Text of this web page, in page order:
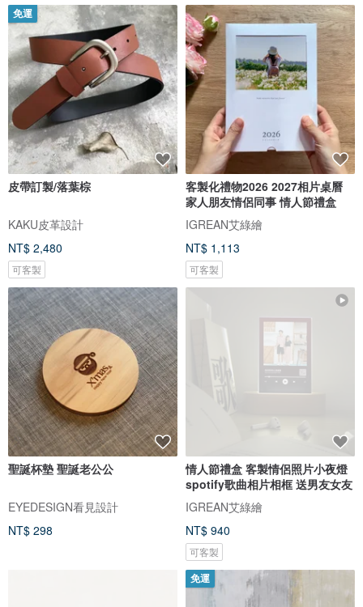
免運
皮帶訂製/落葉棕
KAKU皮革設計
NT$ 2,480
可客製
客製化禮物2026 2027相片桌曆
家人朋友情侶同事 情人節禮盒
IGREAN艾綠繪
NT$ 1,113
可客製
聖誕杯墊 聖誕老公公
EYEDESIGN看見設計
NT$ 298
情人節禮盒 客製情侶照片小夜燈
spotify歌曲相片相框 送男友女友
IGREAN艾綠繪
NT$ 940
可客製
免運